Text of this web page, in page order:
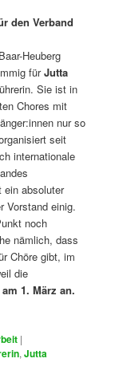
den Verband
Heuberg
fürJutta
Sie ist in
Chores mit
nur so
seit
internationale
ein absoluter
Vorstand einig.
noch
nämlich, dass
Chöre gibt, im
die
1. März an.
|
,Jutta